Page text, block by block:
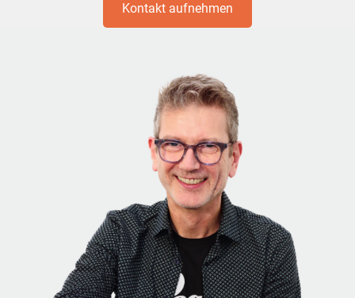
Kontakt aufnehmen